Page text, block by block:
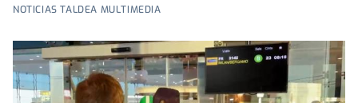
NOTICIAS TALDEA MULTIMEDIA